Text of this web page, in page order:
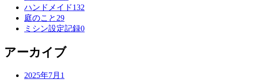
ン
ト
リ
数
ハンドメイドエ
ト
132
庭のこと エ
ン
リ
ー
数
29件
ミシン設定記録エ
0件
アーカイブ
2025年7月 エ
1